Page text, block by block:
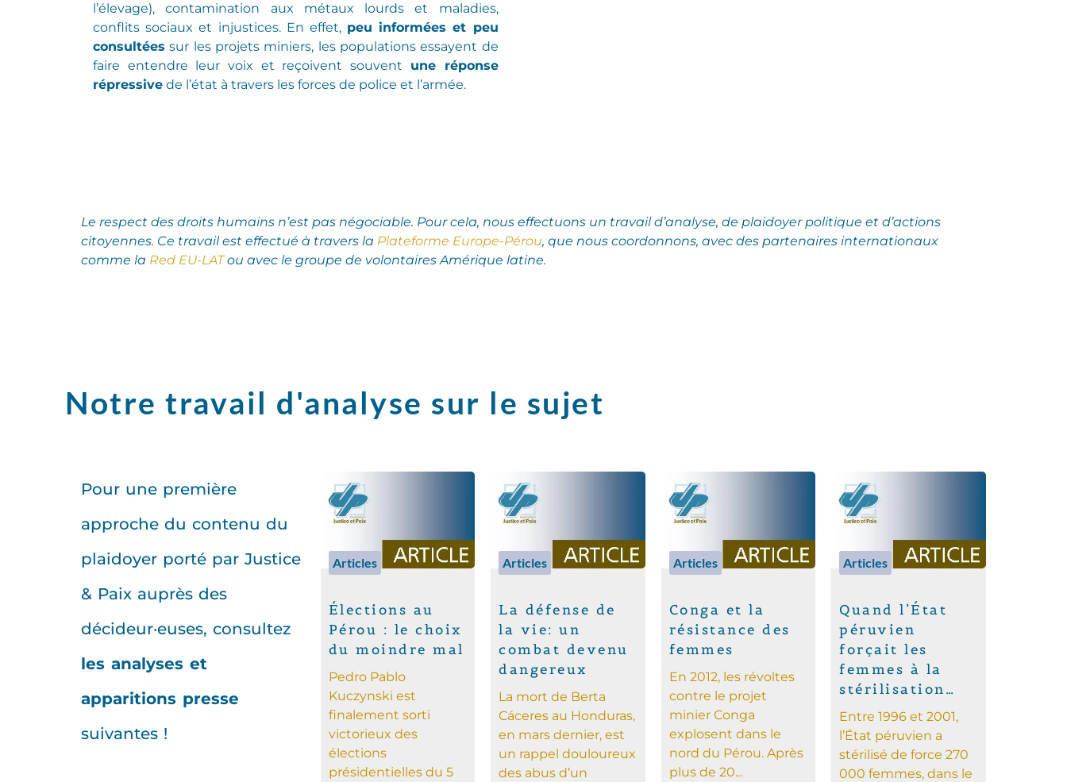
l’élevage),contamination aux métaux lourds et maladies,
conflits sociaux et injustices.En effet, peu informées et peu
consultées sur les projets miniers, les populationsessayent de
faire entendre leur voix et reçoivent souvent une réponse
répressive de l’état à travers les forces de police et l’armée.
Le respect des droits humains n’est pas négociable. Pour cela, nous effectuons un travail d’analyse, de plaidoyer politique et d’actions
citoyennes. Ce travail est effectué à travers la Plateforme Europe-Pérou, que nous coordonnons, avec des partenaires internationaux
comme la Red EU-LATou avec le groupe de volontaires Amérique latine.
Notre travail d'analyse sur le sujet
Pour une première
approche du contenu du
plaidoyer porté par Justice
& Paix auprès des
décideur·euses, consultez
les analyses et
apparitions presse
suivantes !
Articles
Élections au
Pérou : le choix
du moindre mal
Pedro Pablo
Kuczynski est
finalement sorti
victorieux des
élections
présidentielles du 5
Articles
La défense de
la vie: un
combat devenu
dangereux
La mort de Berta
Cáceres au Honduras,
en mars dernier, est
un rappel douloureux
des abus d’un
Articles
Conga et la
résistance des
femmes
En 2012, les révoltes
contre le projet
minier Conga
explosent dans le
nord du Pérou. Après
plus de 20...
Articles
Quand l’État
péruvien
forçait les
femmes à la
stérilisation…
Entre 1996 et 2001,
l’État péruvien a
stérilisé de force 270
000 femmes, dans le